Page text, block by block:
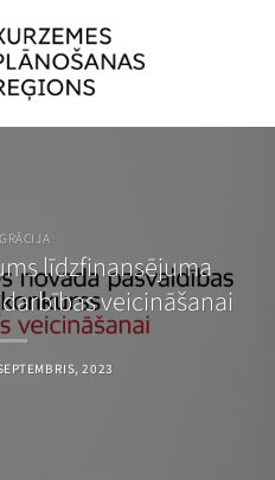
līdzfinansējuma
veicināšanai
2023